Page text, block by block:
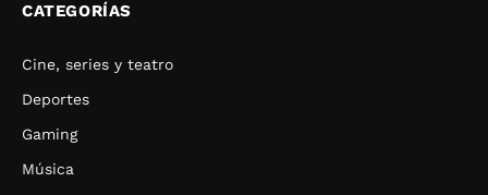
CATEGORÍAS
Cine, series y teatro
Deportes
Gaming
Música